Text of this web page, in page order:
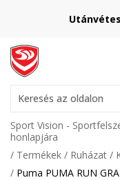
Keresés az oldalon
Sport Vision -
honlapjára
Termékek
Ruházat
Puma PUMA RUN